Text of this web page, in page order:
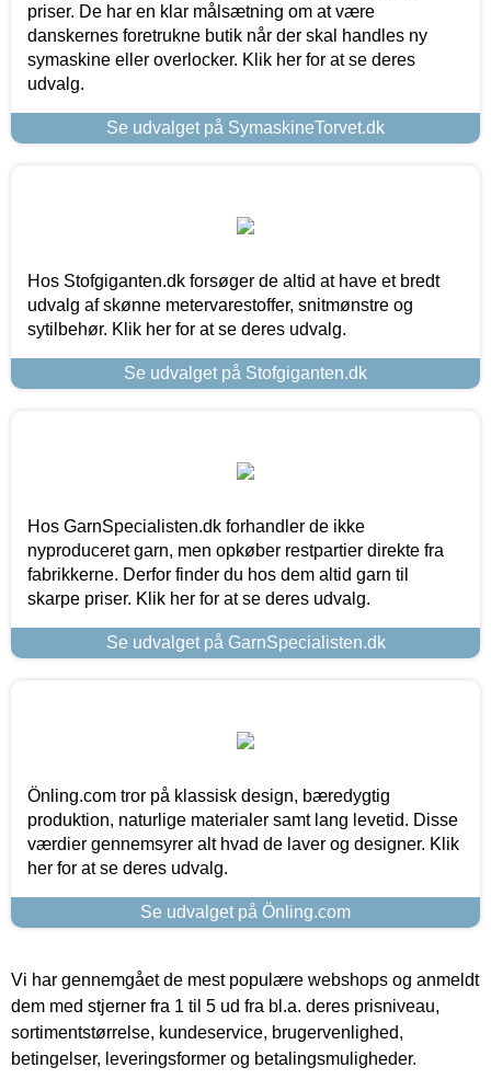
priser. De har en klar målsætning om at være
danskernes foretrukne butik når der skal handles ny
symaskine eller overlocker. Klik her for at se deres
udvalg.
Se udvalget på SymaskineTorvet.dk
Hos Stofgiganten.dk forsøger de altid at have et bredt
udvalg af skønne metervarestoffer, snitmønstre og
sytilbehør. Klik her for at se deres udvalg.
Se udvalget på Stofgiganten.dk
Hos GarnSpecialisten.dk forhandler de ikke
nyproduceret garn, men opkøber restpartier direkte fra
fabrikkerne. Derfor finder du hos dem altid garn til
skarpe priser. Klik her for at se deres udvalg.
Se udvalget på GarnSpecialisten.dk
Önling.com tror på klassisk design, bæredygtig
produktion, naturlige materialer samt lang levetid. Disse
værdier gennemsyrer alt hvad de laver og designer. Klik
her for at se deres udvalg.
Se udvalget på Önling.com
Vi har gennemgået de mest populære webshops og anmeldt
dem med stjerner fra 1 til 5 ud fra bl.a. deres prisniveau,
sortimentstørrelse, kundeservice, brugervenlighed,
betingelser, leveringsformer og betalingsmuligheder.